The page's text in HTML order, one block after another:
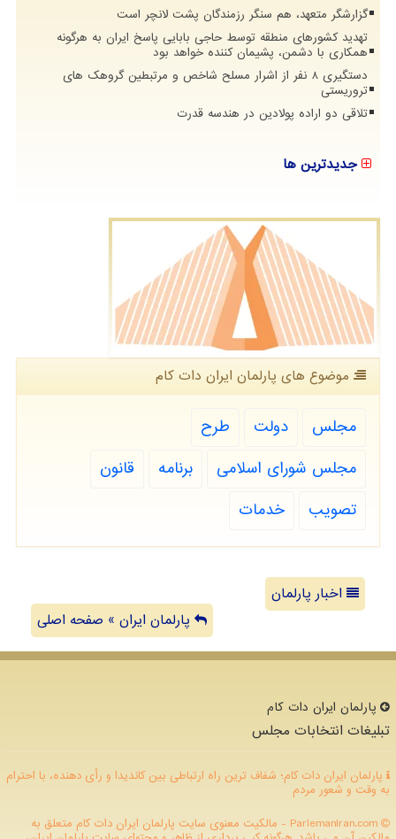
گزارشگر متعهد، هم سنگر رزمندگان پشت لانچر است
تهدید کشورهای منطقه توسط حاجی بابایی پاسخ ایران به هرگونه
همکاری با دشمن، پشیمان کننده خواهد بود
دستگیری 8 نفر از اشرار مسلح شاخص و مرتبطین گروهک های
تروریستی
تلاقی دو اراده پولادین در هندسه قدرت
جدیدترین ها
موضوع های پارلمان ایران دات كام
مجلس دولت
طرح
مجلس شورای اسلامی
برنامه
قانون
تصویب
خدمات
اخبار پارلمان
پارلمان ایران » صفحه اصلی
پارلمان ایران دات كام
تبلیغات انتخابات مجلس
پارلمان ایران دات کام؛ شفاف ترین راه ارتباطی بین کاندیدا و رأی دهنده، با احترام
به وقت و شعور مردم
ParlemanIran.com - مالکیت معنوی سایت پارلمان ایران دات كام متعلق به